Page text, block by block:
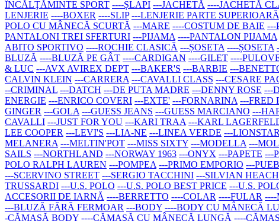
ÎNCĂLŢĂMINTE SPORT ----ȘLAPI ---JACHETĂ ----JACHETĂ
LENJERIE ----BOXER ----SLIP ---LENJERIE PARTE SUPERIOARĂ
POLO CU MÂNECĂ SCURTĂ ---MARE ----COSTUM DE BAIE ---
PANTALONI TREI SFERTURI ---PIJAMA ----PANTALON PIJAMA
ABITO SPORTIVO ----ROCHIE CLASICĂ ---ȘOSETA ----ȘOSETA
BLUZĂ ----BLUZĂ PE GÂT ----CARDIGAN ----GILET ----
& LUC ---AVX AVIREX DEPT ---BAKER'S ---BARBIE ---
CALVIN KLEIN ---CARRERA ---CAVALLI CLASS ---CESARE
--CRIMINAL ---DATCH ---DE PUTA MADRE ---DENNY ROSE ---
ENERGIE ---ENRICO COVERI ---EXTE' ---FORNARINA ---FRED
GINGER ---GOLA ---GUESS JEANS ---GUESS MARCIANO ---
CAVALLI ---JUST FOR YOU ---KARI TRAA ---KARL
LEE COOPER ---LEVI'S ---LIA-NE ---LINEA VERDE ---LIONSTAR
MELANERA ---MELTIN'POT ---MISS SIXTY ---MODELLA ---
SAILS ---NORTHLAND ---NORWAY 1963 ---ONYX ---PAPETE ---
POLO RALPH LAUREN ---POMPEA ---PRIMO EMPORIO ---
---SCERVINO STREET ---SERGIO TACCHINI ---SILVIAN HEACH
TRUSSARDI ---U.S. POLO ---U.S. POLO BEST PRICE ---U.S.
ACCESORII DE IARNĂ ----BERRETTO ----COLAR ----FULAR
---BLUZĂ FĂRĂ FERMOAR ---BODY ----BODY CU MÂNECĂ
-CĂMAŞĂ BODY ----CĂMAŞĂ CU MÂNECĂ LUNGĂ ----